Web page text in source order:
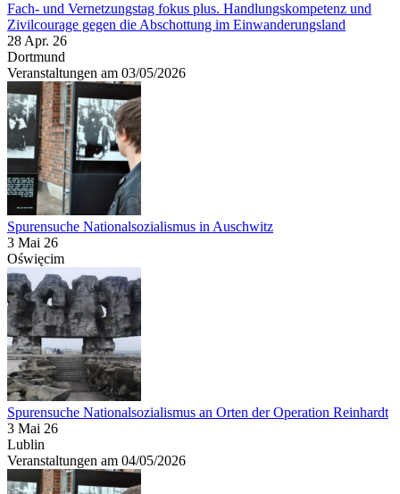
Fach- und Vernetzungstag fokus plus. Handlungskompetenz und
Zivilcourage gegen die Abschottung im Einwanderungsland
28 Apr. 26
Dortmund
Veranstaltungen am 03/05/2026
Spurensuche Nationalsozialismus in Auschwitz
3 Mai 26
Oświęcim
Spurensuche Nationalsozialismus an Orten der Operation Reinhardt
3 Mai 26
Lublin
Veranstaltungen am 04/05/2026